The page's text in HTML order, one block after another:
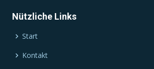
Nützliche Links
Start
Kontakt